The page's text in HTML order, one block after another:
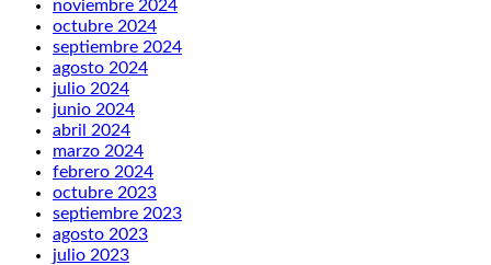
noviembre 2024
octubre 2024
septiembre 2024
agosto 2024
julio 2024
junio 2024
abril 2024
marzo 2024
febrero 2024
octubre 2023
septiembre 2023
agosto 2023
julio 2023